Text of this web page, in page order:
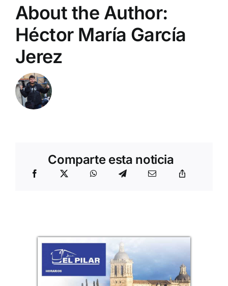
About the Author:
Héctor María García
Jerez
Comparte esta noticia